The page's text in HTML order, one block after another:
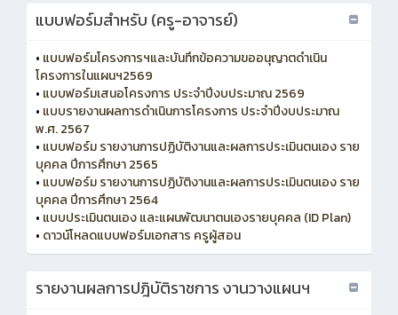
แบบฟอร์มสำหรับ (ครู-อาจารย์)
• แบบฟอร์มโครงการฯและบันทึกข้อความขออนุญาตดำเนิน
โครงการในแผนฯ2569
• แบบฟอร์มเสนอโครงการ ประจำปีงบประมาณ 2569
• แบบรายงานผลการดำเนินการโครงการ ประจำปีงบประมาณ
พ.ศ. 2567
• แบบฟอร์ม รายงานการปฏิบัติงานและผลการประเมินตนเอง ราย
บุคคล ปีการศึกษา 2565
• แบบฟอร์ม รายงานการปฏิบัติงานและผลการประเมินตนเอง ราย
บุคคล ปีการศึกษา 2564
• แบบประเมินตนเอง และแผนพัฒนาตนเองรายบุคคล (ID Plan)
• ดาวน์โหลดแบบฟอร์มเอกสาร ครูผู้สอน
รายงานผลการปฎิบัติราชการ งานวางแผนฯ